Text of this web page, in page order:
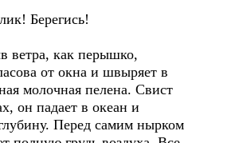
Берегись!
ветра, как перышко,
от окна и швыряет в
молочная пелена. Свист
он падает в океан и
Перед самим нырком